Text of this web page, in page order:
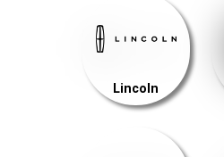
Lincoln